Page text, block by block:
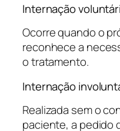
Internação
Ocorre quando o
reconhece a
o tratamento.
Internação
Realizada sem o
paciente, a pedido